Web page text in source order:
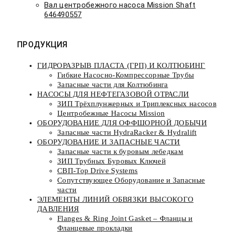
Вал центробежного насоса Mission Shaft
646490557
ПРОДУКЦИЯ
ГИДРОРАЗРЫВ ПЛАСТА (ГРП) И КОЛТЮБИНГ
Гибкие Насосно-Компрессорные Трубы
Запасные части для Колтюбинга
НАСОСЫ ДЛЯ НЕФТЕГАЗОВОЙ ОТРАСЛИ
ЗИП Трёхплунжерных и Триплексных насосов
Центробежные Насосы Mission
ОБОРУДОВАНИЕ ДЛЯ ОФФШОРНОЙ ДОБЫЧИ
Запасные части HydraRacker & Hydralift
ОБОРУДОВАНИЕ И ЗАПАСНЫЕ ЧАСТИ
Запасные части к буровым лебедкам
ЗИП Трубных Буровых Ключей
СВП-Top Drive Systems
Сопутствующее Оборудование и Запасные
части
ЭЛЕМЕНТЫ ЛИНИЙ ОБВЯЗКИ ВЫСОКОГО
ДАВЛЕНИЯ
Flanges & Ring Joint Gasket – Фланцы и
Фланцевые прокладки